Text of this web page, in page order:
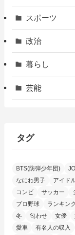
スポーツ
政治
暮らし
芸能
タグ
BTS(防弾少年団)
なにわ男子
アイド
コンビ
サッカー
プロ野球
ランキン
冬
匂わせ 女優
愛車
有名人の収入